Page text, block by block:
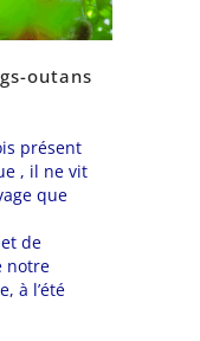
outans
présent
, il ne vit
que
de
notre
à l’été